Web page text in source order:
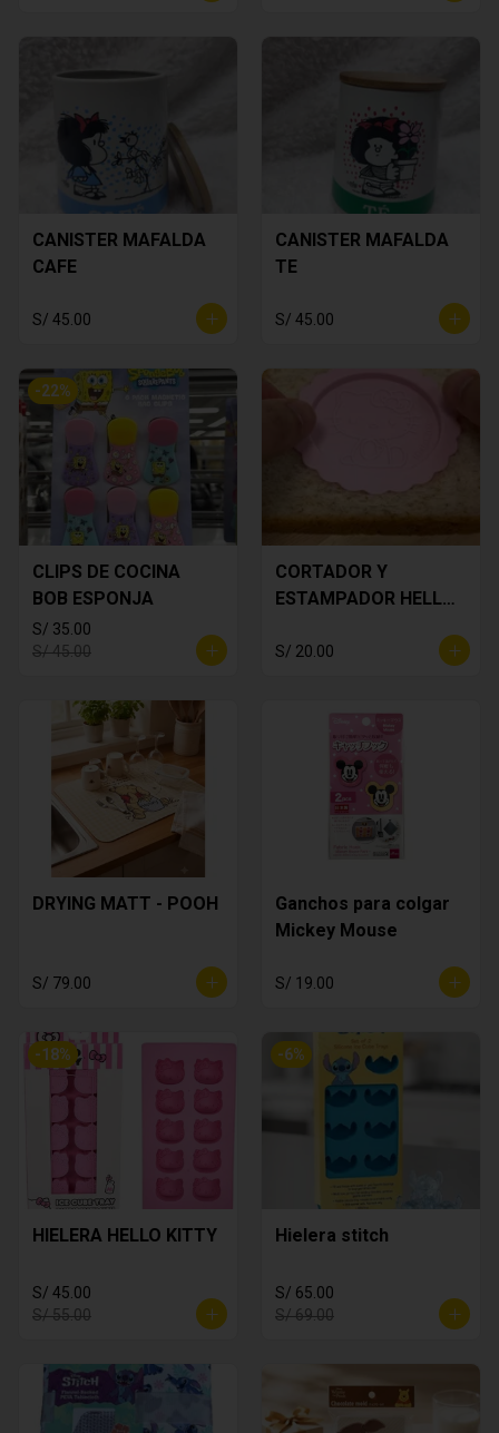
CANISTER MAFALDA
CAFE
S/ 45.00
CANISTER MAFALDA
TE
S/ 45.00
-22%
CLIPS DE COCINA
BOB ESPONJA
S/ 35.00
S/ 45.00
CORTADOR Y
ESTAMPADOR HELLO
S/ 20.00
DRYING MATT - POOH
S/ 79.00
Ganchos para colgar
Mickey Mouse
S/ 19.00
-18%
HIELERA HELLO KITTY
S/ 45.00
S/ 55.00
-6%
Hielera stitch
S/ 65.00
S/ 69.00